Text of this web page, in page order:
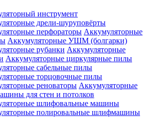
инструмент
дрели-шуруповёрты
перфораторы Аккумуляторные
Аккумуляторные УШМ (болгарки)
рубанки Аккумуляторные
Аккумуляторные циркулярные пилы
сабельные пилы
торцовочные пилы
реноваторы Аккумуляторные
для стен и потолков
шлифовальные машины
полировальные шлифмашины